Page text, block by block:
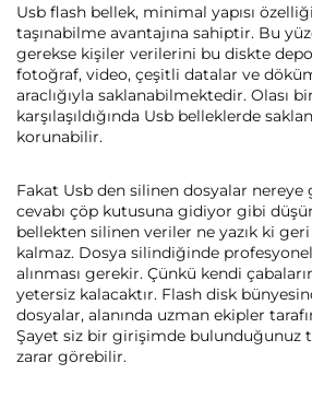
Usb flash bellek, minimal yapısı
taşınabilme avantajına sahiptir. Bu
gerekse kişiler verilerini bu diskte
fotoğraf, video, çeşitli datalar ve
araclığıyla saklanabilmektedir. Olası
karşılaşıldığında Usb belleklerde
korunabilir.
Fakat Usb den silinen dosyalar
cevabı çöp kutusuna gidiyor gibi
bellekten silinen veriler ne yazık ki
kalmaz. Dosya silindiğinde
alınması gerekir. Çünkü kendi
yetersiz kalacaktır. Flash disk
dosyalar, alanında uzman ekipler
Şayet siz bir girişimde bulunduğunuz
zarar görebilir.